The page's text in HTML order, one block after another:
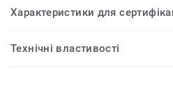
Характеристики для
Технічні властивості